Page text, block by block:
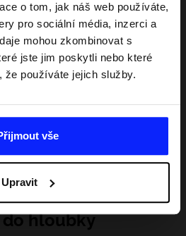
o tom, jak náš web používáte,
pro sociální média, inzerci a
mohou zkombinovat s
jste jim poskytli nebo které
používáte jejich služby.
vše
Upravit
hloubky